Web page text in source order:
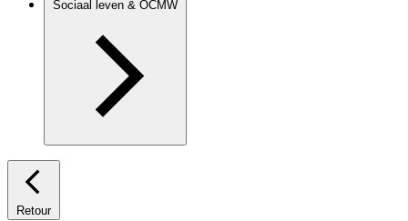
Sociaal leven & OCMW
Retour